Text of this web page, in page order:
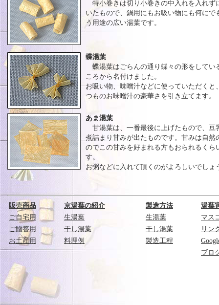
特小巻きは切り小巻きの中入れを入れず
いたもので、鍋用にもお吸い物にも何にで
う用途の広い湯葉です。
蝶湯葉
蝶湯葉はごらんの通り蝶々の形をしてい
ころから名付けました。
お吸い物、味噌汁などに使っていただくと
つものお味噌汁の豪華さを引き立てます。
あま湯葉
甘湯葉は、一番最後に上げたもので、豆
煮詰まり甘みが出たものです。甘みは自然
のでこの甘みを好まれる方もおられるくら
す。
お粥などに入れて頂くのがよろしいでしょ
販売商品 京湯葉の紹介 製造方法
湯葉
ご自宅用
生湯葉 生湯葉
マス
ご贈答用
干し湯葉 干し湯葉
リン
お土産用
料理例 製造工程
ブロ